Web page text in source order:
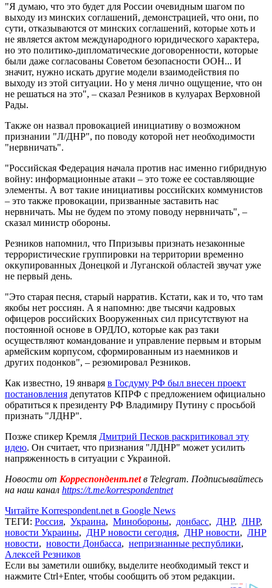
"Я думаю, что это будет для России очевидным шагом по
выходу из минских соглашений, демонстрацией, что они, по
сути, отказываются от минских соглашений, которые хоть и
не является актом международного юридического характера,
но это политико-дипломатические договоренности, которые
были даже согласованы Советом безопасности ООН... И
значит, нужно искать другие модели взаимодействия по
выходу из этой ситуации. Но у меня лично ощущение, что он
не решаться на это", – сказал Резников в кулуарах Верховной
Рады.
Также он назвал провокацией инициативу о возможном
признании "Л/ДНР", по поводу которой нет необходимости
"нервничать".
"Российская Федерация начала против нас именно гибридную
войну: информационные атаки – это тоже ее составляющие
элементы. А вот такие инициативы российских коммунистов
– это также провокации, призванные заставить нас
нервничать. Мы не будем по этому поводу нервничать", –
сказал министр обороны.
Резников напомнил, что Ппризывы признать незаконные
террористические группировки на территории временно
оккупированных Донецкой и Луганской областей звучат уже
не первый день.
"Это старая песня, старый нарратив. Кстати, как и то, что там
якобы нет россиян. А я напомню: две тысячи кадровых
офицеров российских Вооруженных сил присутствуют на
постоянной основе в ОРДЛО, которые как раз таки
осуществляют командование и управление первым и вторым
армейским корпусом, сформированным из наемников и
других подонков", – резюмировал Резников.
Как известно, 19 января в Госдуму РФ был внесен проект
постановления депутатов КПРФ с предложением официально
обратиться к президенту РФ Владимиру Путину с просьбой
признать "ЛДНР".
Позже спикер Кремля Дмитрий Песков раскритиковал эту
идею. Он считает, что признания "ЛДНР" может усилить
напряженность в ситуации с Украиной.
Новости от Корреспондент.netв Telegram. Подписывайтесь
на наш канал https://t.me/korrespondentnet
Читайте Korrespondent.net в Google News
ТЕГИ: Россия, Украина, Минобороны, донбасс, ДНР, ЛНР,
новости Украины, ДНР новости сегодня, ДНР новости, ЛНР
новости, новости Донбасса, непризнанные республики,
Алексей Резников
Если вы заметили ошибку, выделите необходимый текст и
нажмите Ctrl+Enter, чтобы сообщить об этом редакции.